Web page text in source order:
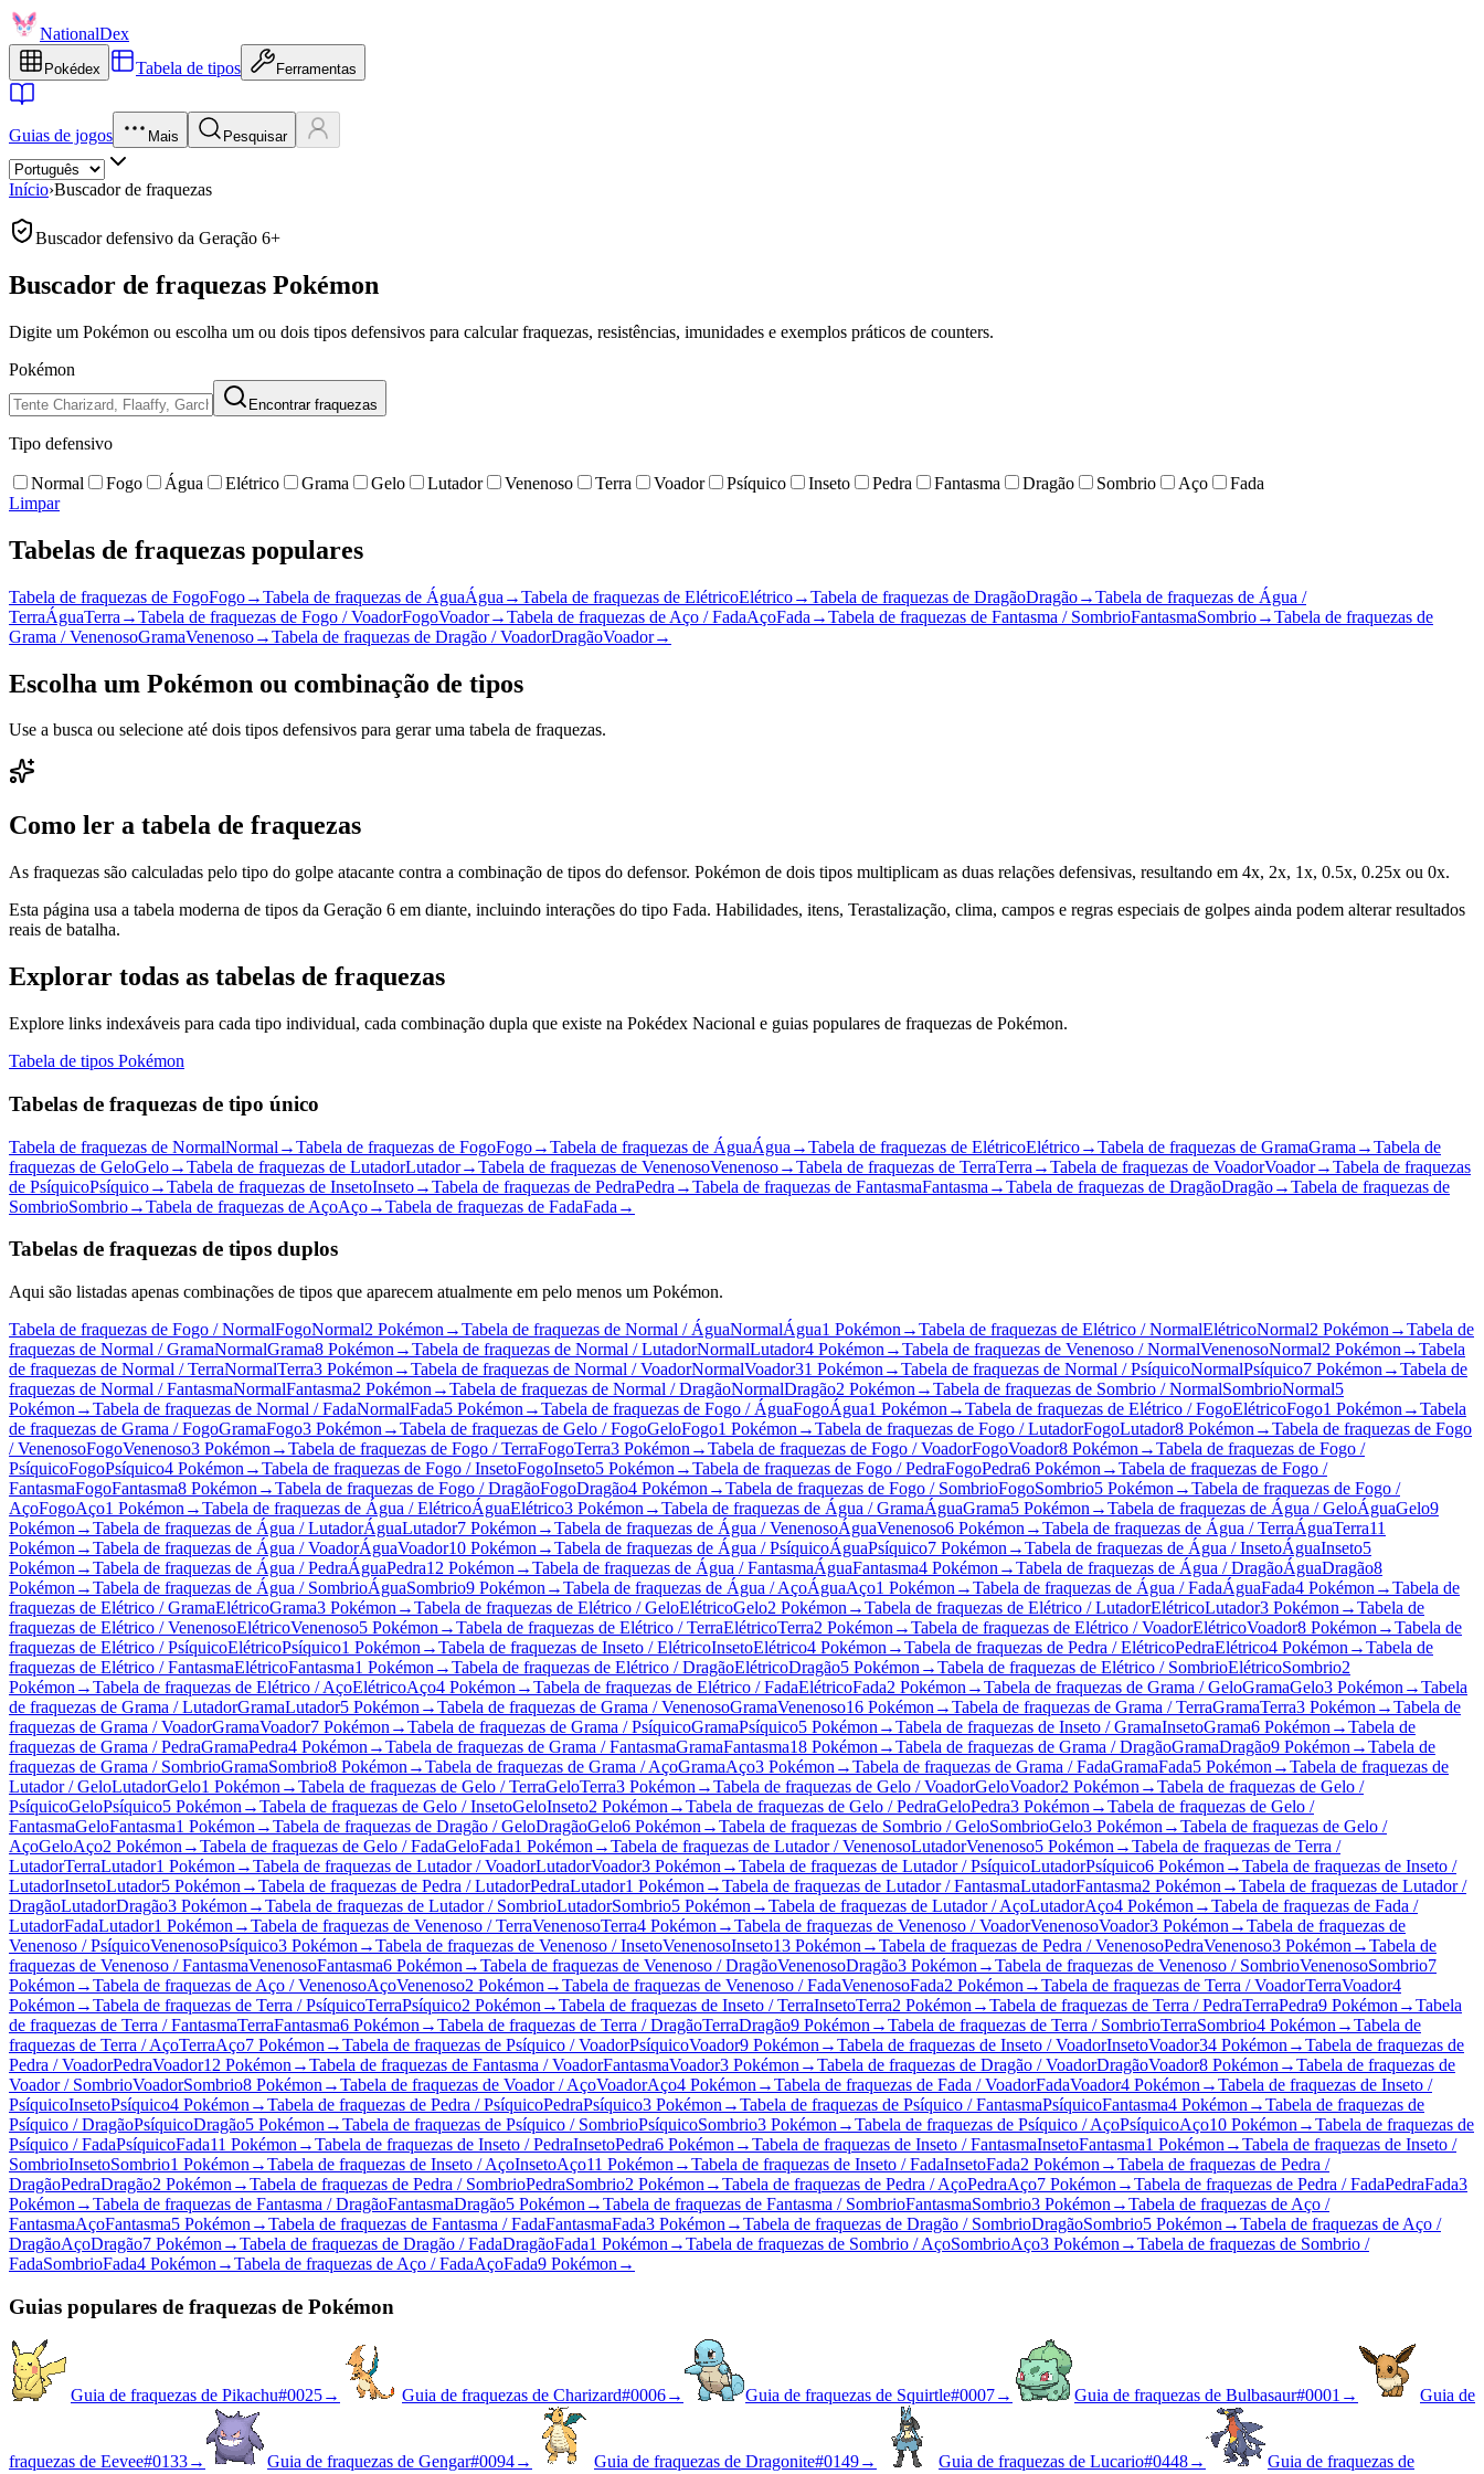
NationalDex
Pokédex Tabela de tipos Ferramentas
Guias de jogos Mais Pesquisar
Início›Buscador de fraquezas
Buscador defensivo da Geração 6+
Buscador de fraquezas Pokémon
Digite um Pokémon ou escolha um ou dois tipos defensivos para calcular fraquezas, resistências, imunidades e exemplos práticos de counters.
Pokémon
Encontrar fraquezas
Tipo defensivo
Normal Fogo Água Elétrico Grama Gelo Lutador Venenoso Terra Voador Psíquico Inseto Pedra Fantasma Dragão Sombrio Aço
Fada
Limpar
Tabelas de fraquezas populares
Tabela de fraquezas de FogoFogo→Tabela de fraquezas de ÁguaÁgua →Tabela de fraquezas de ElétricoElétrico→Tabela de fraquezas de DragãoDragão→Tabela de fraquezas de Água /
TerraÁguaTerra →Tabela de fraquezas de Fogo / VoadorFogoVoador→Tabela de fraquezas de Aço / FadaAçoFada →Tabela de fraquezas de Fantasma / SombrioFantasmaSombrio→Tabela de fraquezas de
Grama / VenenosoGramaVenenoso→Tabela de fraquezas de Dragão / VoadorDragãoVoador→
Escolha um Pokémon ou combinação de tipos
Use a busca ou selecione até dois tipos defensivos para gerar uma tabela de fraquezas.
Como ler a tabela de fraquezas
As fraquezas são calculadas pelo tipo do golpe atacante contra a combinação de tipos do defensor. Pokémon de dois tipos multiplicam as duas relações defensivas, resultando em 4x, 2x, 1x, 0.5x, 0.25x ou 0x.
Esta página usa a tabela moderna de tipos da Geração 6 em diante, incluindo interações do tipo Fada. Habilidades, itens, Terastalização, clima, campos e regras especiais de golpes ainda podem alterar resultados
reais de batalha.
Explorar todas as tabelas de fraquezas
Explore links indexáveis para cada tipo individual, cada combinação dupla que existe na Pokédex Nacional e guias populares de fraquezas de Pokémon.
Tabela de tipos Pokémon
Tabelas de fraquezas de tipo único
Tabela de fraquezas de NormalNormal →Tabela de fraquezas de FogoFogo→Tabela de fraquezas de ÁguaÁgua →Tabela de fraquezas de ElétricoElétrico→Tabela de fraquezas de GramaGrama →Tabela de
fraquezas de GeloGelo→Tabela de fraquezas de LutadorLutador→Tabela de fraquezas de VenenosoVenenoso→Tabela de fraquezas de TerraTerra →Tabela de fraquezas de VoadorVoador→Tabela de fraquezas
de PsíquicoPsíquico→Tabela de fraquezas de InsetoInseto→Tabela de fraquezas de PedraPedra →Tabela de fraquezas de FantasmaFantasma →Tabela de fraquezas de DragãoDragão→Tabela de fraquezas de
SombrioSombrio→Tabela de fraquezas de AçoAço→Tabela de fraquezas de FadaFada →
Tabelas de fraquezas de tipos duplos
Aqui são listadas apenas combinações de tipos que aparecem atualmente em pelo menos um Pokémon.
Tabela de fraquezas de Fogo / NormalFogoNormal2 Pokémon →Tabela de fraquezas de Normal / ÁguaNormalÁgua1 Pokémon →Tabela de fraquezas de Elétrico / NormalElétricoNormal2 Pokémon →Tabela de
fraquezas de Normal / GramaNormalGrama8 Pokémon →Tabela de fraquezas de Normal / LutadorNormalLutador4 Pokémon →Tabela de fraquezas de Venenoso / NormalVenenosoNormal2 Pokémon →Tabela
de fraquezas de Normal / TerraNormalTerra3 Pokémon →Tabela de fraquezas de Normal / VoadorNormalVoador31 Pokémon →Tabela de fraquezas de Normal / PsíquicoNormalPsíquico7 Pokémon →Tabela de
fraquezas de Normal / FantasmaNormalFantasma2 Pokémon →Tabela de fraquezas de Normal / DragãoNormalDragão2 Pokémon →Tabela de fraquezas de Sombrio / NormalSombrioNormal5
Pokémon →Tabela de fraquezas de Normal / FadaNormalFada5 Pokémon →Tabela de fraquezas de Fogo / ÁguaFogoÁgua1 Pokémon →Tabela de fraquezas de Elétrico / FogoElétricoFogo1 Pokémon →Tabela
de fraquezas de Grama / FogoGramaFogo3 Pokémon →Tabela de fraquezas de Gelo / FogoGeloFogo1 Pokémon →Tabela de fraquezas de Fogo / LutadorFogoLutador8 Pokémon →Tabela de fraquezas de Fogo
/ VenenosoFogoVenenoso3 Pokémon →Tabela de fraquezas de Fogo / TerraFogoTerra3 Pokémon →Tabela de fraquezas de Fogo / VoadorFogoVoador8 Pokémon →Tabela de fraquezas de Fogo /
PsíquicoFogoPsíquico4 Pokémon →Tabela de fraquezas de Fogo / InsetoFogoInseto5 Pokémon →Tabela de fraquezas de Fogo / PedraFogoPedra6 Pokémon →Tabela de fraquezas de Fogo /
FantasmaFogoFantasma8 Pokémon →Tabela de fraquezas de Fogo / DragãoFogoDragão4 Pokémon →Tabela de fraquezas de Fogo / SombrioFogoSombrio5 Pokémon →Tabela de fraquezas de Fogo /
AçoFogoAço1 Pokémon →Tabela de fraquezas de Água / ElétricoÁguaElétrico3 Pokémon →Tabela de fraquezas de Água / GramaÁguaGrama5 Pokémon →Tabela de fraquezas de Água / GeloÁguaGelo9
Pokémon →Tabela de fraquezas de Água / LutadorÁguaLutador7 Pokémon →Tabela de fraquezas de Água / VenenosoÁguaVenenoso6 Pokémon →Tabela de fraquezas de Água / TerraÁguaTerra11
Pokémon →Tabela de fraquezas de Água / VoadorÁguaVoador10 Pokémon →Tabela de fraquezas de Água / PsíquicoÁguaPsíquico7 Pokémon →Tabela de fraquezas de Água / InsetoÁguaInseto5
Pokémon →Tabela de fraquezas de Água / PedraÁguaPedra12 Pokémon →Tabela de fraquezas de Água / FantasmaÁguaFantasma4 Pokémon →Tabela de fraquezas de Água / DragãoÁguaDragão8
Pokémon →Tabela de fraquezas de Água / SombrioÁguaSombrio9 Pokémon →Tabela de fraquezas de Água / AçoÁguaAço1 Pokémon →Tabela de fraquezas de Água / FadaÁguaFada4 Pokémon →Tabela de
fraquezas de Elétrico / GramaElétricoGrama3 Pokémon →Tabela de fraquezas de Elétrico / GeloElétricoGelo2 Pokémon →Tabela de fraquezas de Elétrico / LutadorElétricoLutador3 Pokémon →Tabela de
fraquezas de Elétrico / VenenosoElétricoVenenoso5 Pokémon →Tabela de fraquezas de Elétrico / TerraElétricoTerra2 Pokémon →Tabela de fraquezas de Elétrico / VoadorElétricoVoador8 Pokémon →Tabela de
fraquezas de Elétrico / PsíquicoElétricoPsíquico1 Pokémon →Tabela de fraquezas de Inseto / ElétricoInsetoElétrico4 Pokémon →Tabela de fraquezas de Pedra / ElétricoPedraElétrico4 Pokémon →Tabela de
fraquezas de Elétrico / FantasmaElétricoFantasma1 Pokémon →Tabela de fraquezas de Elétrico / DragãoElétricoDragão5 Pokémon →Tabela de fraquezas de Elétrico / SombrioElétricoSombrio2
Pokémon →Tabela de fraquezas de Elétrico / AçoElétricoAço4 Pokémon →Tabela de fraquezas de Elétrico / FadaElétricoFada2 Pokémon →Tabela de fraquezas de Grama / GeloGramaGelo3 Pokémon →Tabela
de fraquezas de Grama / LutadorGramaLutador5 Pokémon →Tabela de fraquezas de Grama / VenenosoGramaVenenoso16 Pokémon →Tabela de fraquezas de Grama / TerraGramaTerra3 Pokémon →Tabela de
fraquezas de Grama / VoadorGramaVoador7 Pokémon →Tabela de fraquezas de Grama / PsíquicoGramaPsíquico5 Pokémon →Tabela de fraquezas de Inseto / GramaInsetoGrama6 Pokémon →Tabela de
fraquezas de Grama / PedraGramaPedra4 Pokémon →Tabela de fraquezas de Grama / FantasmaGramaFantasma18 Pokémon →Tabela de fraquezas de Grama / DragãoGramaDragão9 Pokémon →Tabela de
fraquezas de Grama / SombrioGramaSombrio8 Pokémon →Tabela de fraquezas de Grama / AçoGramaAço3 Pokémon →Tabela de fraquezas de Grama / FadaGramaFada5 Pokémon →Tabela de fraquezas de
Lutador / GeloLutadorGelo1 Pokémon →Tabela de fraquezas de Gelo / TerraGeloTerra3 Pokémon →Tabela de fraquezas de Gelo / VoadorGeloVoador2 Pokémon →Tabela de fraquezas de Gelo /
PsíquicoGeloPsíquico5 Pokémon →Tabela de fraquezas de Gelo / InsetoGeloInseto2 Pokémon →Tabela de fraquezas de Gelo / PedraGeloPedra3 Pokémon →Tabela de fraquezas de Gelo /
FantasmaGeloFantasma1 Pokémon →Tabela de fraquezas de Dragão / GeloDragãoGelo6 Pokémon →Tabela de fraquezas de Sombrio / GeloSombrioGelo3 Pokémon →Tabela de fraquezas de Gelo /
AçoGeloAço2 Pokémon →Tabela de fraquezas de Gelo / FadaGeloFada1 Pokémon →Tabela de fraquezas de Lutador / VenenosoLutadorVenenoso5 Pokémon →Tabela de fraquezas de Terra /
LutadorTerraLutador1 Pokémon →Tabela de fraquezas de Lutador / VoadorLutadorVoador3 Pokémon →Tabela de fraquezas de Lutador / PsíquicoLutadorPsíquico6 Pokémon →Tabela de fraquezas de Inseto /
LutadorInsetoLutador5 Pokémon →Tabela de fraquezas de Pedra / LutadorPedraLutador1 Pokémon →Tabela de fraquezas de Lutador / FantasmaLutadorFantasma2 Pokémon →Tabela de fraquezas de Lutador /
DragãoLutadorDragão3 Pokémon →Tabela de fraquezas de Lutador / SombrioLutadorSombrio5 Pokémon →Tabela de fraquezas de Lutador / AçoLutadorAço4 Pokémon →Tabela de fraquezas de Fada /
LutadorFadaLutador1 Pokémon →Tabela de fraquezas de Venenoso / TerraVenenosoTerra4 Pokémon →Tabela de fraquezas de Venenoso / VoadorVenenosoVoador3 Pokémon →Tabela de fraquezas de
Venenoso / PsíquicoVenenosoPsíquico3 Pokémon →Tabela de fraquezas de Venenoso / InsetoVenenosoInseto13 Pokémon →Tabela de fraquezas de Pedra / VenenosoPedraVenenoso3 Pokémon →Tabela de
fraquezas de Venenoso / FantasmaVenenosoFantasma6 Pokémon →Tabela de fraquezas de Venenoso / DragãoVenenosoDragão3 Pokémon →Tabela de fraquezas de Venenoso / SombrioVenenosoSombrio7
Pokémon →Tabela de fraquezas de Aço / VenenosoAçoVenenoso2 Pokémon →Tabela de fraquezas de Venenoso / FadaVenenosoFada2 Pokémon →Tabela de fraquezas de Terra / VoadorTerraVoador4
Pokémon →Tabela de fraquezas de Terra / PsíquicoTerraPsíquico2 Pokémon →Tabela de fraquezas de Inseto / TerraInsetoTerra2 Pokémon →Tabela de fraquezas de Terra / PedraTerraPedra9 Pokémon →Tabela
de fraquezas de Terra / FantasmaTerraFantasma6 Pokémon →Tabela de fraquezas de Terra / DragãoTerraDragão9 Pokémon →Tabela de fraquezas de Terra / SombrioTerraSombrio4 Pokémon →Tabela de
fraquezas de Terra / AçoTerraAço7 Pokémon →Tabela de fraquezas de Psíquico / VoadorPsíquicoVoador9 Pokémon →Tabela de fraquezas de Inseto / VoadorInsetoVoador34 Pokémon →Tabela de fraquezas de
Pedra / VoadorPedraVoador12 Pokémon →Tabela de fraquezas de Fantasma / VoadorFantasmaVoador3 Pokémon →Tabela de fraquezas de Dragão / VoadorDragãoVoador8 Pokémon →Tabela de fraquezas de
Voador / SombrioVoadorSombrio8 Pokémon →Tabela de fraquezas de Voador / AçoVoadorAço4 Pokémon →Tabela de fraquezas de Fada / VoadorFadaVoador4 Pokémon →Tabela de fraquezas de Inseto /
PsíquicoInsetoPsíquico4 Pokémon →Tabela de fraquezas de Pedra / PsíquicoPedraPsíquico3 Pokémon →Tabela de fraquezas de Psíquico / FantasmaPsíquicoFantasma4 Pokémon →Tabela de fraquezas de
Psíquico / DragãoPsíquicoDragão5 Pokémon →Tabela de fraquezas de Psíquico / SombrioPsíquicoSombrio3 Pokémon →Tabela de fraquezas de Psíquico / AçoPsíquicoAço10 Pokémon →Tabela de fraquezas de
Psíquico / FadaPsíquicoFada11 Pokémon →Tabela de fraquezas de Inseto / PedraInsetoPedra6 Pokémon →Tabela de fraquezas de Inseto / FantasmaInsetoFantasma1 Pokémon →Tabela de fraquezas de Inseto /
SombrioInsetoSombrio1 Pokémon →Tabela de fraquezas de Inseto / AçoInsetoAço11 Pokémon →Tabela de fraquezas de Inseto / FadaInsetoFada2 Pokémon →Tabela de fraquezas de Pedra /
DragãoPedraDragão2 Pokémon →Tabela de fraquezas de Pedra / SombrioPedraSombrio2 Pokémon →Tabela de fraquezas de Pedra / AçoPedraAço7 Pokémon →Tabela de fraquezas de Pedra / FadaPedraFada3
Pokémon →Tabela de fraquezas de Fantasma / DragãoFantasmaDragão5 Pokémon →Tabela de fraquezas de Fantasma / SombrioFantasmaSombrio3 Pokémon →Tabela de fraquezas de Aço /
FantasmaAçoFantasma5 Pokémon →Tabela de fraquezas de Fantasma / FadaFantasmaFada3 Pokémon →Tabela de fraquezas de Dragão / SombrioDragãoSombrio5 Pokémon →Tabela de fraquezas de Aço /
DragãoAçoDragão7 Pokémon →Tabela de fraquezas de Dragão / FadaDragãoFada1 Pokémon →Tabela de fraquezas de Sombrio / AçoSombrioAço3 Pokémon →Tabela de fraquezas de Sombrio /
FadaSombrioFada4 Pokémon →Tabela de fraquezas de Aço / FadaAçoFada9 Pokémon →
Guias populares de fraquezas de Pokémon
Guia de fraquezas de Pikachu#0025→ Guia de fraquezas de Charizard#0006→ Guia de fraquezas de Squirtle#0007→ Guia de fraquezas de Bulbasaur#0001 → Guia de
fraquezas de Eevee#0133→ Guia de fraquezas de Gengar#0094→ Guia de fraquezas de Dragonite#0149→ Guia de fraquezas de Lucario#0448→ Guia de fraquezas de